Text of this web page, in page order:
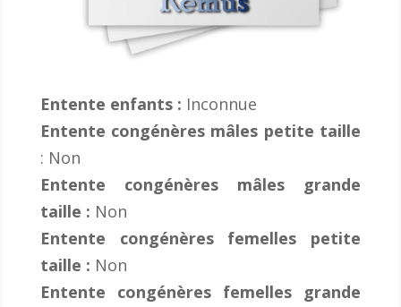
Entente enfants : Inconnue
Entente congénères mâles petite taille
: Non
Entente congénères mâles grande
taille : Non
Entente congénères femelles petite
taille : Non
Entente congénères femelles grande